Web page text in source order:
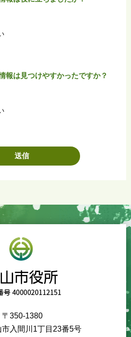
報は見つけやすかったですか？
〒350-1380
入間川1丁目23番5号